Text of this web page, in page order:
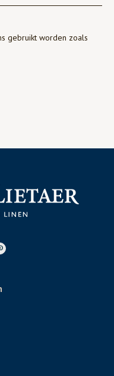
gebruikt worden zoals